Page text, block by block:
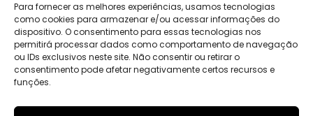
Para fornecer as melhores experiências, usamos tecnologias
como cookies para armazenar e/ou acessar informações do
dispositivo. O consentimento para essas tecnologias nos
permitirá processar dados como comportamento de navegação
ou IDs exclusivos neste site. Não consentir ou retirar o
consentimento pode afetar negativamente certos recursos e
funções.
FORMAS DE PAGAMENTO
SIGA-NOS